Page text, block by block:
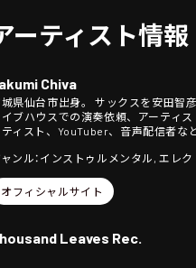
ーティスト情報
Chiva
城県仙台市出身。 サックスを安田智
イブハウスでの演奏依頼、アーティ
ティスト、YouTuber、音声配信者な
ンル：インストゥルメンタル, エレ
オフィシャルサイト
Leaves Rec.